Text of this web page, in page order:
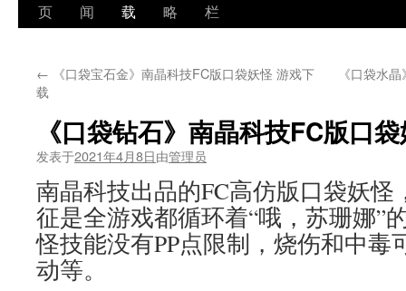
页
闻
载
略
栏
← 《口袋宝石金》南晶科技FC版口袋妖怪 游戏下
载
《口袋水
《口袋钻石》南晶科技FC版口
发表于2021年4月8日由管理员
南晶科技出品的FC高仿版口袋妖怪
征是全游戏都循环着“哦，苏珊娜”
怪技能没有PP点限制，烧伤和中毒
动等。